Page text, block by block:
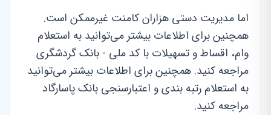
اما مدیریت دستی هزاران کامنت غیرممکن است.
همچنین برای اطلاعات بیشتر می‌توانید به استعلام
وام، اقساط و تسهیلات با کد ملی - بانک گردشگری
مراجعه کنید. همچنین برای اطلاعات بیشتر می‌توانید
به استعلام رتبه بندی و اعتبارسنجی بانک پاسارگاد
مراجعه کنید.